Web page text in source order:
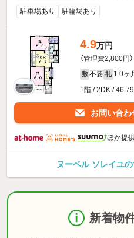
駐車場あり 駐輪場あり
4.9万円
（管理費2,800円）
敷 不要 礼 1.0ヶ
1階 / 2DK /
お問い合わ
ほか提
ヌーベル ソレイユ
新着物